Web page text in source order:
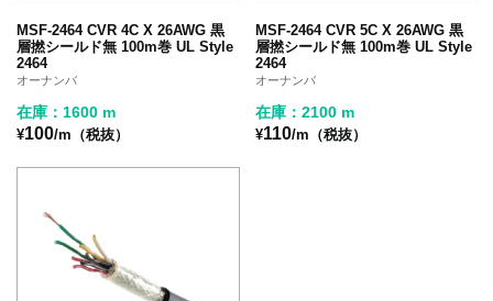
MSF-2464 CVR 4C X 26AWG 黒
層撚シールド無 100m巻 UL Style
2464
オーナンバ
在庫：1600 m
¥100/m（税抜）
MSF-2464 CVR 5C X 26AWG 黒
層撚シールド無 100m巻 UL Style
2464
オーナンバ
在庫：2100 m
¥110/m（税抜）